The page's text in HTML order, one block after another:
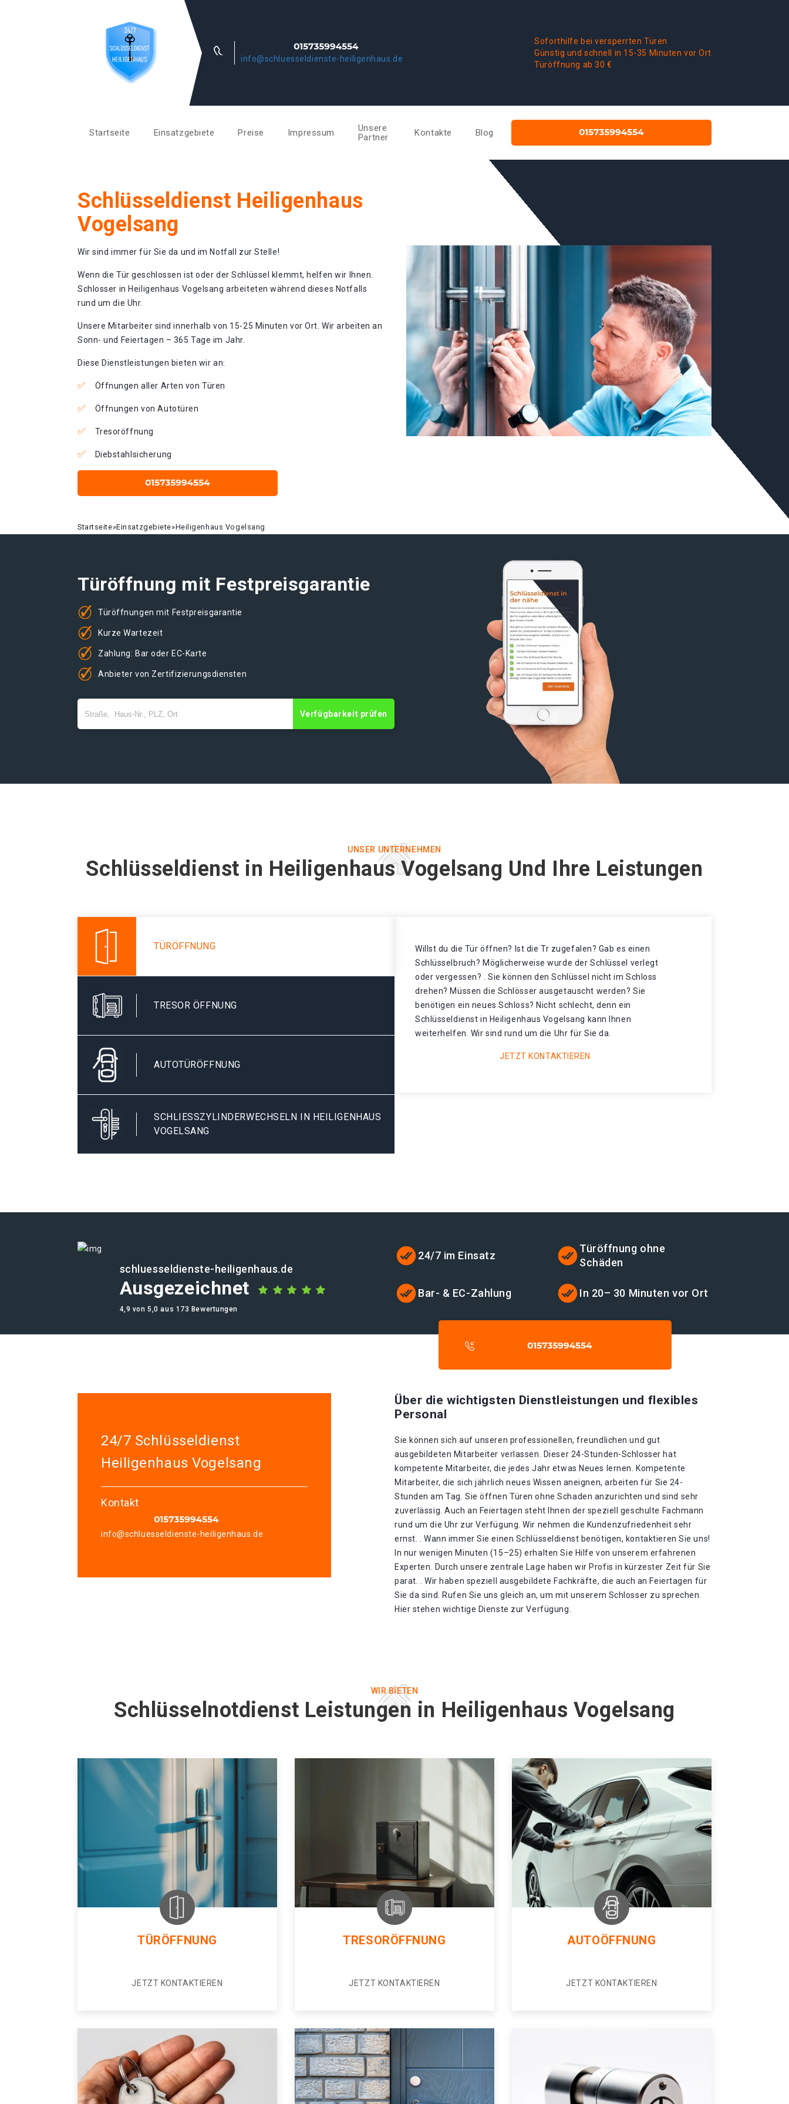
info@schluesseldienste-heiligenhaus.de
Soforthilfe bei versperrten Türen
Günstig und schnell in 15-35 Minuten vor Ort
Türöffnung ab 30 €
Startseite Einsatzgebiete Preise Impressum
Unsere
Partner
Kontakte Blog
Schlüsseldienst Heiligenhaus
Vogelsang
Wir sind immer für Sie da und im Notfall zur Stelle!
Wenn die Tür geschlossen ist oder der Schlüssel klemmt, helfen wir Ihnen.
Schlosser in Heiligenhaus Vogelsang arbeiteten während dieses Notfalls
rund um die Uhr.
Unsere Mitarbeiter sind innerhalb von 15-25 Minuten vor Ort. Wir arbeiten an
Sonn- und Feiertagen – 365 Tage im Jahr.
Diese Dienstleistungen bieten wir an:
Öffnungen aller Arten von Türen
Öffnungen von Autotüren
Tresoröffnung
Diebstahlsicherung
Startseite»Einsatzgebiete»Heiligenhaus Vogelsang
Türöffnung mit Festpreisgarantie
Türöffnungen mit Festpreisgarantie
Kurze Wartezeit
Zahlung: Bar oder EC-Karte
Anbieter von Zertifizierungsdiensten
Verfügbarkeit prüfen
UNSER UNTERNEHMEN
Schlüsseldienst in Heiligenhaus Vogelsang Und Ihre Leistungen
TÜRÖFFNUNG
TRESOR ÖFFNUNG
AUTOTÜRÖFFNUNG
SCHLIESSZYLINDERWECHSELN IN HEILIGENHAUS V
OGELSANG
Willst du die Tür öffnen? Ist die Tr zugefalen? Gab es einen
Schlüsselbruch? Möglicherweise wurde der Schlüssel verlegt
oder vergessen? . Sie können den Schlüssel nicht im Schloss
drehen? Müssen die Schlösser ausgetauscht werden? Sie
benötigen ein neues Schloss? Nicht schlecht, denn ein
Schlüsseldienst in Heiligenhaus Vogelsang kann Ihnen
weiterhelfen. Wir sind rund um die Uhr für Sie da.
JETZT KONTAKTIEREN
schluesseldienste-heiligenhaus.de
Ausgezeichnet
4,9 von 5,0 aus 173 Bewertungen
24/7 im Einsatz
Türöffnung ohne
Schäden
Bar- & EC-Zahlung In 20– 30 Minuten vor Ort
24/7 Schlüsseldienst
Heiligenhaus Vogelsang
Kontakt
info@schluesseldienste-heiligenhaus.de
Über die wichtigsten Dienstleistungen und flexibles
Personal
Sie können sich auf unseren professionellen, freundlichen und gut
ausgebildeten Mitarbeiter verlassen. Dieser 24-Stunden-Schlosser hat
kompetente Mitarbeiter, die jedes Jahr etwas Neues lernen. Kompetente
Mitarbeiter, die sich jährlich neues Wissen aneignen, arbeiten für Sie 24-
Stunden am Tag. Sie öffnen Türen ohne Schaden anzurichten und sind sehr
zuverlässig. Auch an Feiertagen steht Ihnen der speziell geschulte Fachmann
rund um die Uhr zur Verfügung. Wir nehmen die Kundenzufriedenheit sehr
ernst. . Wann immer Sie einen Schlüsseldienst benötigen, kontaktieren Sie uns!
In nur wenigen Minuten (15–25) erhalten Sie Hilfe von unserem erfahrenen
Experten. Durch unsere zentrale Lage haben wir Profis in kürzester Zeit für Sie
parat. . Wir haben speziell ausgebildete Fachkräfte, die auch an Feiertagen für
Sie da sind. Rufen Sie uns gleich an, um mit unserem Schlosser zu sprechen.
Hier stehen wichtige Dienste zur Verfügung.
WIR BIETEN
Schlüsselnotdienst Leistungen in Heiligenhaus Vogelsang
TÜRÖFFNUNG
JETZT KONTAKTIEREN
TRESORÖFFNUNG
JETZT KONTAKTIEREN
AUTOÖFFNUNG
JETZT KONTAKTIEREN